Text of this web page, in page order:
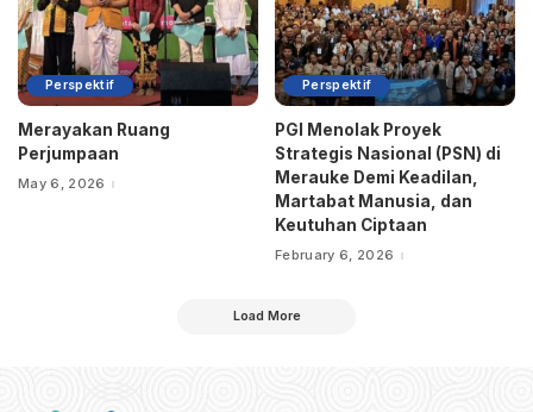
Perspektif
Merayakan Ruang
Perjumpaan
May 6, 2026
Perspektif
PGI Menolak Proyek
Strategis Nasional (PSN) di
Merauke Demi Keadilan,
Martabat Manusia, dan
Keutuhan Ciptaan
February 6, 2026
Load More